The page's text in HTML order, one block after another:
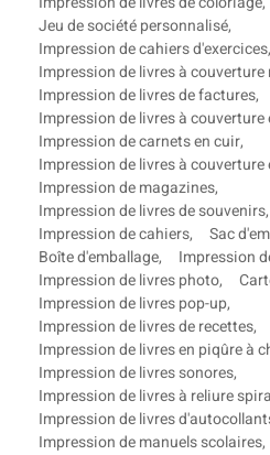
Jeu de société personnalisé,
Impression de cahiers d'exercices,
Impression de livres à
Impression de livres de factures,
Impression de livres à couverture
Impression de carnets en cuir,
Impression de livres à couverture
Impression de magazines,
Impression de livres de souvenirs,
Impression de cahiers, Sac
Boîte d'emballage, Impression
Impression de livres photo,
Impression de livres pop-up,
Impression de livres de recettes,
Impression de livres en piqûre à
Impression de livres sonores,
Impression de livres à reliure
Impression de livres
Impression de manuels scolaires,